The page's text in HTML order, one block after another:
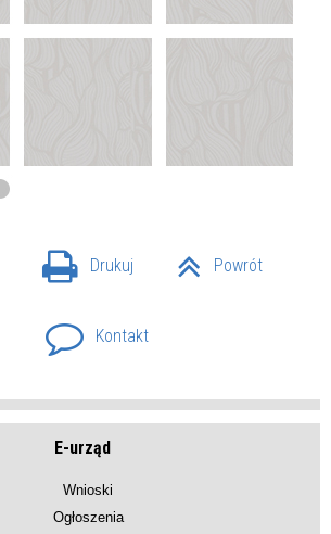
Drukuj Powrót
Kontakt
E-urząd
Wnioski
Ogłoszenia